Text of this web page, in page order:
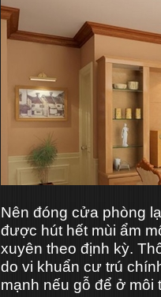
Nên đóng cửa phòng
được hút hết mùi ẩm
xuyên theo định kỳ.
do vi khuẩn cư trú
mạnh nếu gỗ để ở